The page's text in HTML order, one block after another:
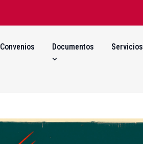
Convenios Documentos Servicios